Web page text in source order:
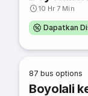
10 Hr 7 Min
Dapatkan
87 bus options
Boyolali